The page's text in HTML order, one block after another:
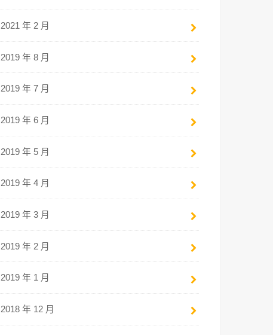
2021 年 2 月
2019 年 8 月
2019 年 7 月
2019 年 6 月
2019 年 5 月
2019 年 4 月
2019 年 3 月
2019 年 2 月
2019 年 1 月
2018 年 12 月